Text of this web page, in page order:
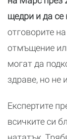
щедри и да
отговорите
отмъщение
могат да
здраве, но не
Експертите
всичките си